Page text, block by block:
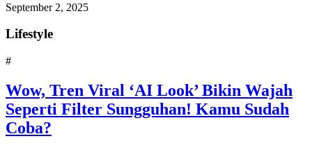
September 2, 2025
Lifestyle
#
Wow, Tren Viral ‘AI Look’ Bikin Wajah
Seperti Filter Sungguhan! Kamu Sudah
Coba?